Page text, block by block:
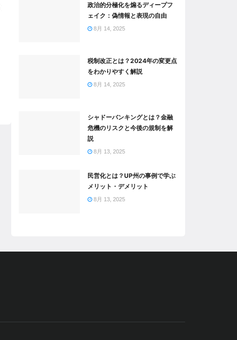
政治的分極化を煽るディープフ
ェイク：偽情報と表現の自由
8月 14, 2025
税制改正とは？2024年の変更点
をわかりやすく解説
8月 14, 2025
シャドーバンキングとは？金融
危機のリスクと今後の規制を解
説
8月 13, 2025
民営化とは？UP州の事例で学ぶ
メリット・デメリット
8月 13, 2025